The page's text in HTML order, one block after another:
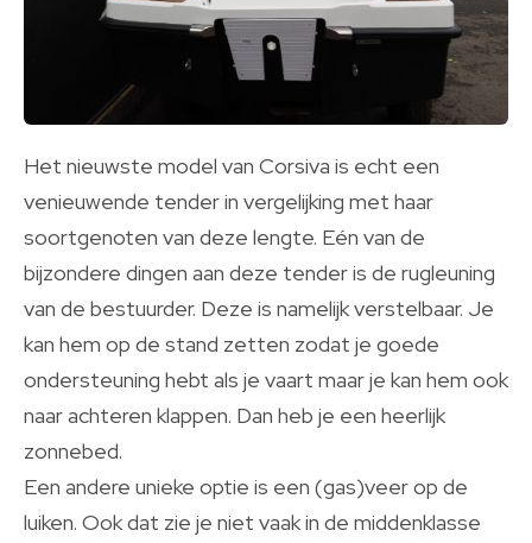
Het nieuwste model van Corsiva is echt een
venieuwende tender in vergelijking met haar
soortgenoten van deze lengte. Eén van de
bijzondere dingen aan deze tender is de rugleuning
van de bestuurder. Deze is namelijk verstelbaar. Je
kan hem op de stand zetten zodat je goede
ondersteuning hebt als je vaart maar je kan hem ook
naar achteren klappen. Dan heb je een heerlijk
zonnebed.
Een andere unieke optie is een (gas)veer op de
luiken. Ook dat zie je niet vaak in de middenklasse